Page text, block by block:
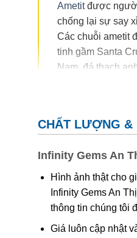
Ametitđược
chống lại sự say
Các chuỗi ametit
tinh gầm Santa
Nam, đá thạch
cơ.Thyocyanat sắt III
Các công trình gần
tương tác phức tạp
Khi nung nóng ametit
được coi đơn giản chỉ
CHẤT LƯỢNG &
Infinity Gems An
Hình ảnh thật cho
Infinity Gems An
thông tin chúng tôi
Giá luôn cập nhật